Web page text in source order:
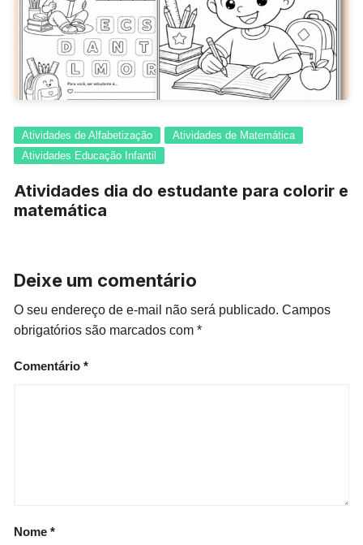
Atividades de Alfabetização
Atividades de Matemática
Atividades Educação Infantil
Atividades dia do estudante para colorir e
matemática
Deixe um comentário
O seu endereço de e-mail não será publicado. Campos
obrigatórios são marcados com*
Comentário*
Nome*